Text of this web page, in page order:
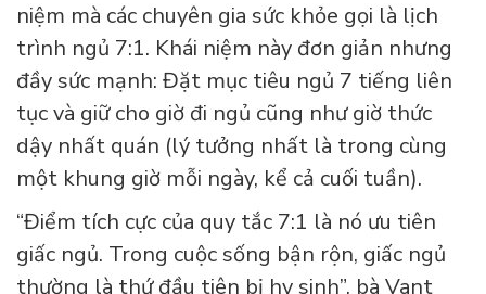
niệm mà các chuyên gia sức khỏe gọi là lịch
trình ngủ 7:1. Khái niệm này đơn giản nhưng
đầy sức mạnh: Đặt mục tiêu ngủ 7 tiếng liên
tục và giữ cho giờ đi ngủ cũng như giờ thức
dậy nhất quán (lý tưởng nhất là trong cùng
một khung giờ mỗi ngày, kể cả cuối tuần).
“Điểm tích cực của quy tắc 7:1 là nó ưu tiên
giấc ngủ. Trong cuộc sống bận rộn, giấc ngủ
thường là thứ đầu tiên bị hy sinh”, bà Vant